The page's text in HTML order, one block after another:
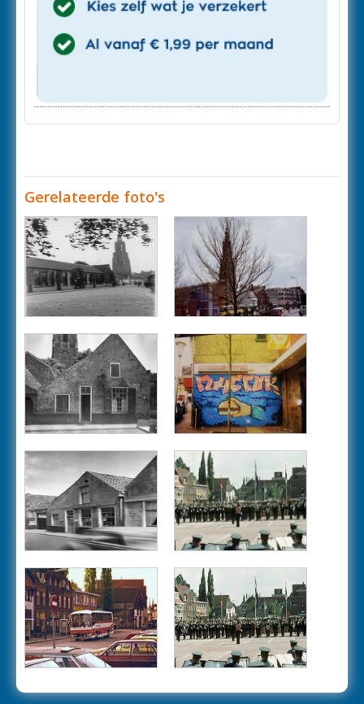
Gerelateerde foto's